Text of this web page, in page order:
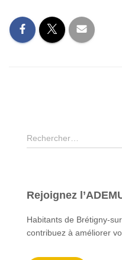
R
e
r
h
e
Rechercher…
Rejoignez
Habitants de Brétigny-
contribuez à améliorer